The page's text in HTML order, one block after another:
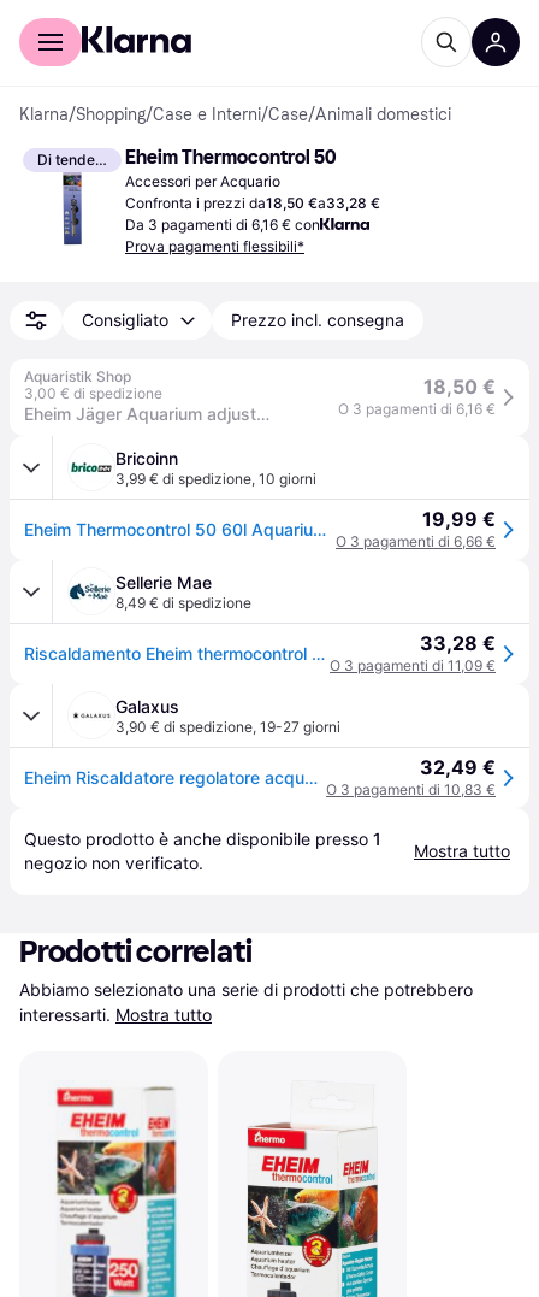
Per il tuo shopping
Klarna/Shopping/Case e Interni/Case/Animali domestici
Di tendenza Eheim Thermocontrol 50
Accessori per Acquario
Confronta i prezzi da18,50 €a33,28 €
Da 3 pagamenti di 6,16 € con
Prova pagamenti flessibili*
Consigliato Prezzo incl. consegna
Aquaristik Shop
3,00 € di spedizione
Eheim Jäger Aquarium adjustable Heater 50 W
18,50 €
O 3 pagamenti di 6,16 €
Bricoinn
3,99 € di spedizione, 10 giorni
Eheim Thermocontrol 50 60l Aquarium Heater Trasparente One Size / EU Plug 220V 19,99 €
O 3 pagamenti di 6,66 €
Sellerie Mae
8,49 € di spedizione
Riscaldamento Eheim thermocontrol 50 - Noir 33,28 €
O 3 pagamenti di 11,09 €
Galaxus
3,90 € di spedizione, 19-27 giorni
Eheim Riscaldatore regolatore acquario, Tecnologia acquario 32,49 €
O 3 pagamenti di 10,83 €
Questo prodotto è anche disponibile presso 1
negozio non verificato.
Mostra tutto
Prodotti correlati
Abbiamo selezionato una serie di prodotti che potrebbero
interessarti. Mostra tutto